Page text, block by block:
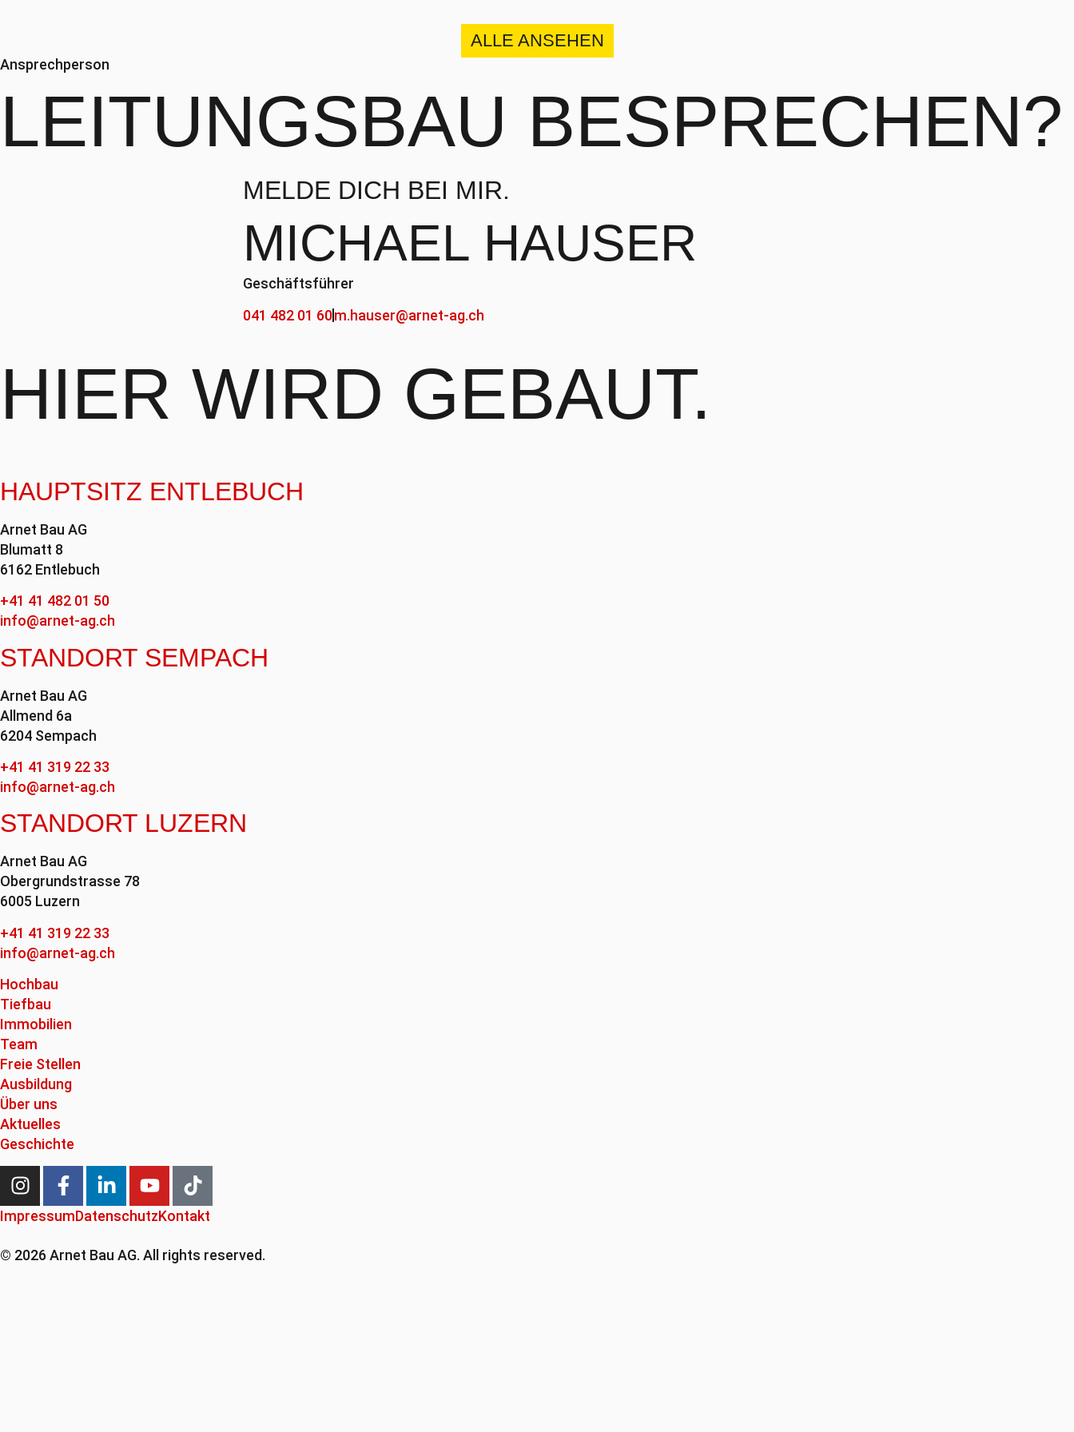
ALLE ANSEHEN
Ansprechperson
LEITUNGSBAU BESPRECHEN?
MELDE DICH BEI MIR.
MICHAEL HAUSER
Geschäftsführer
041 482 01 60m.hauser@arnet-ag.ch
HIER WIRD GEBAUT.
HAUPTSITZ ENTLEBUCH
Arnet Bau AG
Blumatt 8
6162 Entlebuch
+41 41 482 01 50
info@arnet-ag.ch
STANDORT SEMPACH
Arnet Bau AG
Allmend 6a
6204 Sempach
+41 41 319 22 33
info@arnet-ag.ch
STANDORT LUZERN
Arnet Bau AG
Obergrundstrasse 78
6005 Luzern
+41 41 319 22 33
info@arnet-ag.ch
Hochbau
Tiefbau
Immobilien
Team
Freie Stellen
Ausbildung
Über uns
Aktuelles
Geschichte
ImpressumDatenschutzKontakt
© 2026 Arnet Bau AG. All rights reserved.